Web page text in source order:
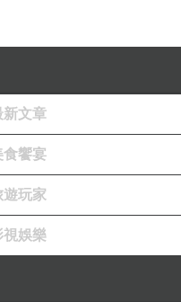
新文章
食饗宴
遊玩家
視娛樂